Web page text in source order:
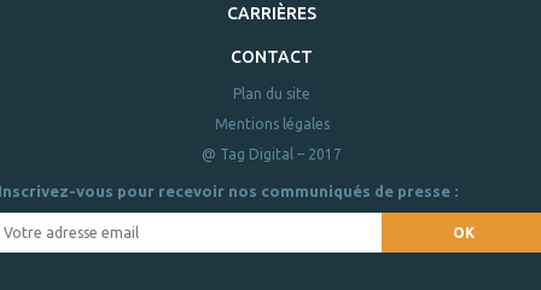
CARRIÈRES
CONTACT
Plan du site
Mentions légales
@ Tag Digital – 2017
vous pour recevoir nos communiqués de presse :